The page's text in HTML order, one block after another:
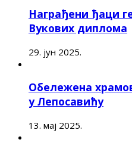
Награђени ђаци
Вукових диплома
29. јун 2025.
Обележена
у Лепосавићу
13. мај 2025.